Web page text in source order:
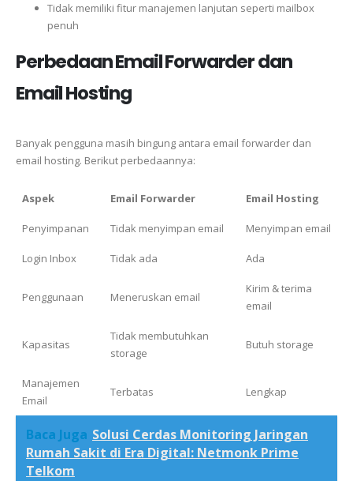
Tidak memiliki fitur manajemen lanjutan seperti mailbox
penuh
Perbedaan Email Forwarder dan
Email Hosting
Banyak pengguna masih bingung antara email forwarder dan
email hosting. Berikut perbedaannya:
Aspek Email Forwarder Email Hosting
Penyimpanan Tidak menyimpan email Menyimpan email
Login Inbox Tidak ada Ada
Penggunaan Meneruskan email
Kirim & terima
email
Kapasitas
Tidak membutuhkan
storage
Butuh storage
Manajemen
Email
Terbatas Lengkap
Baca Juga Solusi Cerdas Monitoring Jaringan
Rumah Sakit di Era Digital: Netmonk Prime
Telkom